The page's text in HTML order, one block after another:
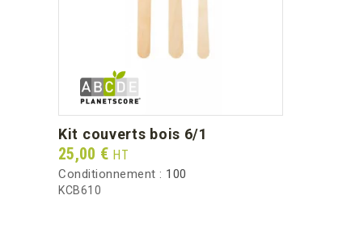
kit couverts bois 6/1
Prix
25,00 € HT
Conditionnement : 100
KCB610